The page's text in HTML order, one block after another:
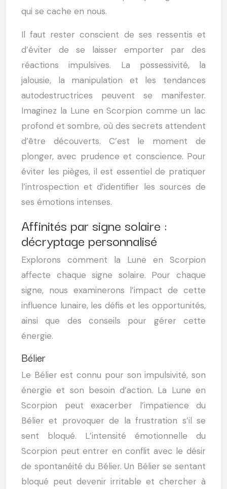
qui se cache en nous.
Il faut rester conscient de ses ressentis et
d’éviter de se laisser emporter par des
réactions impulsives. La possessivité, la
jalousie, la manipulation et les tendances
autodestructrices peuvent se manifester.
Imaginez la Lune en Scorpion comme un lac
profond et sombre, où des secrets attendent
d’être découverts. C’est le moment de
plonger, avec prudence et conscience. Pour
éviter les pièges, il est essentiel de pratiquer
l’introspection et d’identifier les sources de
ses émotions intenses.
Affinités par signe solaire :
décryptage personnalisé
Explorons comment la Lune en Scorpion
affecte chaque signe solaire. Pour chaque
signe, nous examinerons l’impact de cette
influence lunaire, les défis et les opportunités,
ainsi que des conseils pour gérer cette
énergie.
Bélier
Le Bélier est connu pour son impulsivité, son
énergie et son besoin d’action. La Lune en
Scorpion peut exacerber l’impatience du
Bélier et provoquer de la frustration s’il se
sent bloqué. L’intensité émotionnelle du
Scorpion peut entrer en conflit avec le désir
de spontanéité du Bélier. Un Bélier se sentant
bloqué peut devenir irritable et chercher à